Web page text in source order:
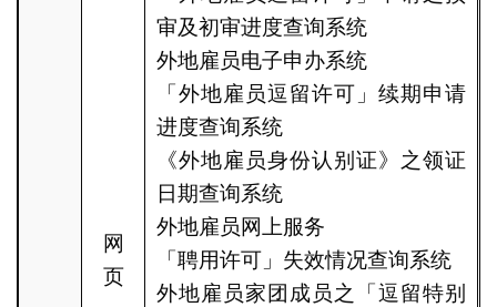
网
页
审及初审进度查询系统
外地雇员电子申办系统
「外地雇员逗留许可」续期申请
进度查询系统
《外地雇员身份认别证》之领证
日期查询系统
外地雇员网上服务
「聘用许可」失效情况查询系统
外地雇员家团成员之「逗留特别